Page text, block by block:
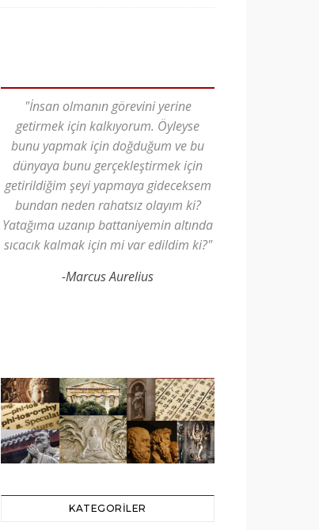
"İnsan olmanın görevini yerine
getirmek için kalkıyorum. Öyleyse
bunu yapmak için doğduğum ve bu
dünyaya bunu gerçekleştirmek için
getirildiğim şeyi yapmaya gideceksem
bundan neden rahatsız olayım ki?
Yatağıma uzanıp battaniyemin altında
sıcacık kalmak için mi var edildim ki?"
-Marcus Aurelius
KATEGORILER